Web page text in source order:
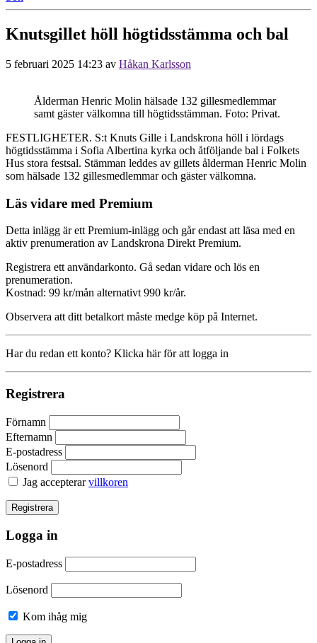
Knutsgillet höll högtidsstämma och bal
5 februari 2025 14:23 av Håkan Karlsson
Ålderman Henric Molin hälsade 132 gillesmedlemmar
samt gäster välkomna till högtidsstämman. Foto: Privat.
FESTLIGHETER. S:t Knuts Gille i Landskrona höll i lördags
högtidsstämma i Sofia Albertina kyrka och åtföljande bal i Folkets
Hus stora festsal. Stämman leddes av gillets ålderman Henric Molin
som hälsade 132 gillesmedlemmar och gäster välkomna.
Läs vidare med Premium
Detta inlägg är ett Premium-inlägg och går endast att läsa med en
aktiv prenumeration av Landskrona Direkt Premium.
Registrera ett användarkonto. Gå sedan vidare och lös en
prenumeration.
Kostnad: 99 kr/mån alternativt 990 kr/år.
Observera att ditt betalkort måste medge köp på Internet.
Har du redan ett konto? Klicka här för att logga in
Registrera
Förnamn
Efternamn
E-postadress
Lösenord
Jag accepterarvillkoren
Logga in
E-postadress
Lösenord
Kom ihåg mig